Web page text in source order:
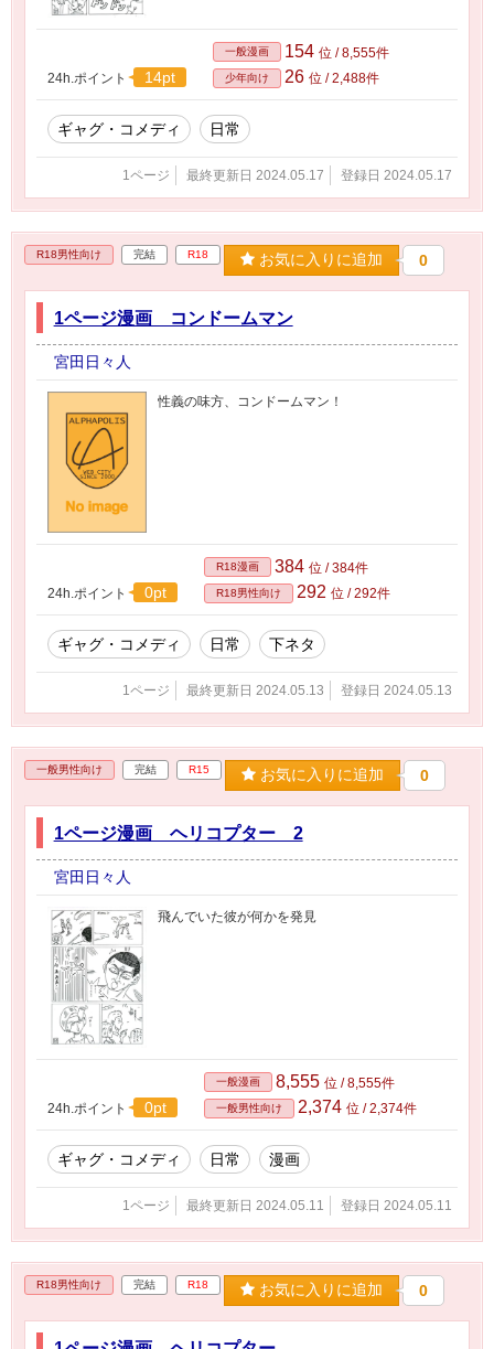
24h.ポイント 14pt
一般漫画 154 位 / 8,555件
少年向け 26 位 / 2,488件
ギャグ・コメディ 日常
1ページ 最終更新日 2024.05.17 登録日 2024.05.17
R18男性向け 完結 R18 お気に入りに追加 0
1ページ漫画 コンドームマン
宮田日々人
性義の味方、コンドームマン！
24h.ポイント 0pt
R18漫画 384 位 / 384件
R18男性向け 292 位 / 292件
ギャグ・コメディ 日常 下ネタ
1ページ 最終更新日 2024.05.13 登録日 2024.05.13
一般男性向け 完結 R15 お気に入りに追加 0
1ページ漫画 ヘリコプター 2
宮田日々人
飛んでいた彼が何かを発見
24h.ポイント 0pt
一般漫画 8,555 位 / 8,555件
一般男性向け 2,374 位 / 2,374件
ギャグ・コメディ 日常 漫画
1ページ 最終更新日 2024.05.11 登録日 2024.05.11
R18男性向け 完結 R18 お気に入りに追加 0